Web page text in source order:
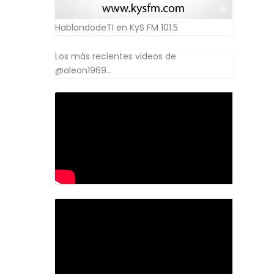
HablandodeTI en KyS FM 101.5
Los más recientes videos de
@aleon1969...